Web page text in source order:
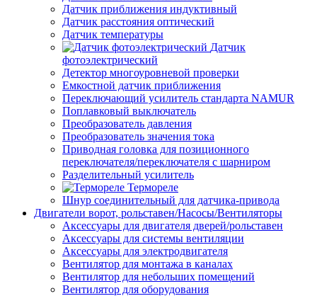
Датчик приближения индуктивный
Датчик расстояния оптический
Датчик температуры
Датчик
фотоэлектрический
Детектор многоуровневой проверки
Емкостной датчик приближения
Переключающий усилитель стандарта NAMUR
Поплавковый выключатель
Преобразователь давления
Преобразователь значения тока
Приводная головка для позиционного
переключателя/переключателя с шарниром
Разделительный усилитель
Термореле
Шнур соединительный для датчика-привода
Двигатели ворот, рольставен/Насосы/Вентиляторы
Аксессуары для двигателя дверей/рольставен
Аксессуары для системы вентиляции
Аксессуары для электродвигателя
Вентилятор для монтажа в каналах
Вентилятор для небольших помещений
Вентилятор для оборудования